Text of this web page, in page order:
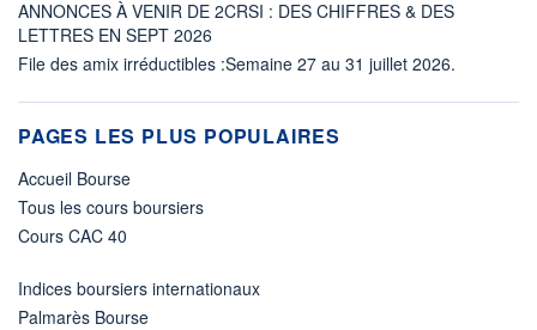
ANNONCES À VENIR DE 2CRSI : DES CHIFFRES & DES
LETTRES EN SEPT 2026
File des amix irréductibles :Semaine 27 au 31 juillet 2026.
PAGES LES PLUS POPULAIRES
Accueil Bourse
Tous les cours boursiers
Cours CAC 40
Indices boursiers internationaux
Palmarès Bourse